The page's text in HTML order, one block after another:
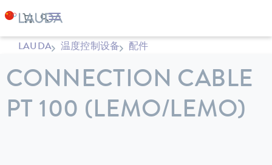
LAUDA 温度控制设备 配件
CONNECTION CABLE
PT 100 (LEMO/LEMO)